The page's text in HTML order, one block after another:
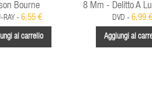
Bourne
RAY - 6,55 €
al carrello
8 Mm - Delitto A
DVD - 6,99 €
Aggiungi al